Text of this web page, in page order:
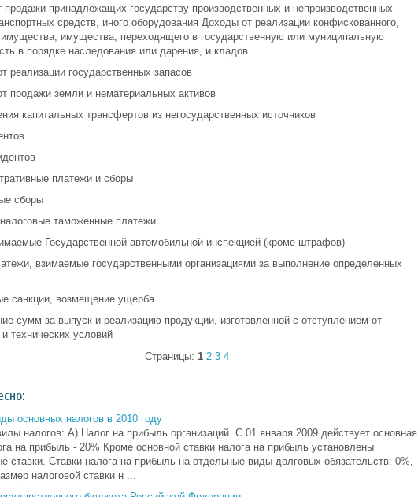
продажи принадлежащих государству производственных и непроизводственных
средств, иного оборудования Доходы от реализации конфискованного,
имущества, имущества, переходящего в государственную или муниципальную
в порядке наследования или дарения, и кладов
реализации государственных запасов
продажи земли и нематериальных активов
капитальных трансфертов из негосударственных источников
платежи и сборы
сборы
таможенные платежи
Государственной автомобильной инспекцией (кроме штрафов)
взимаемые государственными организациями за выполнение определенных
санкции, возмещение ущерба
сумм за выпуск и реализацию продукции, изготовленной с отступлением от
технических условий
Страницы: 1 2 3 4
основных налогов в 2010 году
налогов: А) Налог на прибыль организаций. С 01 января 2009 действует основная
на прибыль - 20% Кроме основной ставки налога на прибыль установлены
ставки. Ставки налога на прибыль на отдельные виды долговых обязательств: 0%,
налоговой ставки н ...